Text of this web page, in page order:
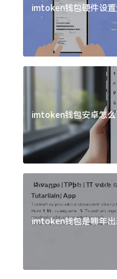
imtoken钱包硬件设
imtoken钱包安卓怎
imtoken钱包是哪年